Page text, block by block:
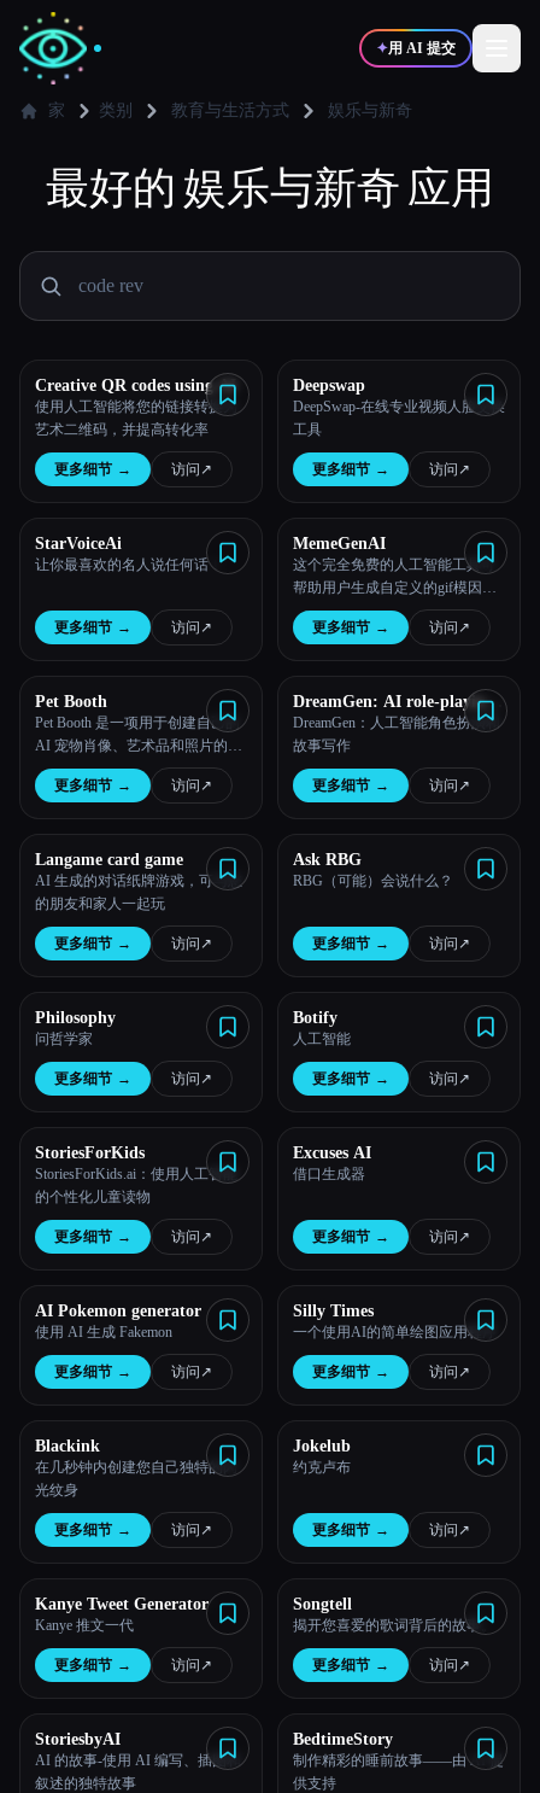
✦用 AI 提交
✍️写作者 🎨设计师
💻 📈
博客
关于
Esc
家 类别 教育与生活方式 娱乐与新奇
最好的 娱乐与新奇应用
Creative QR codes using AI
使用人工智能将您的链接转换为
艺术二维码，并提高转化率
更多细节 → 访问 ↗︎
Deepswap
DeepSwap-在线专业视频人脸交换
工具
更多细节 → 访问 ↗︎
StarVoiceAi
让你最喜欢的名人说任何话！
更多细节 → 访问 ↗︎
MemeGenAI
这个完全免费的人工智能工具可
帮助用户生成自定义的gif模因。
他们可以与朋友和家人分享他们
的作品，接收者可以与这个模因
更多细节 → 访问 ↗︎
Pet Booth
Pet Booth 是一项用于创建自己的
AI 宠物肖像、艺术品和照片的服
务。只需上传 10-20 张您的猫或
狗的照片，然后从 80 多个主题中
更多细节 → 访问 ↗︎
DreamGen: AI role-playing
and strory-writing
DreamGen：人工智能角色扮演和
故事写作
更多细节 → 访问 ↗︎
Langame card game
AI 生成的对话纸牌游戏，可与您
的朋友和家人一起玩
更多细节 → 访问 ↗︎
Ask RBG
RBG（可能）会说什么？
更多细节 → 访问 ↗︎
Philosophy
问哲学家
更多细节 → 访问 ↗︎
Botify
人工智能
更多细节 → 访问 ↗︎
StoriesForKids
StoriesForKids.ai：使用人工智能
的个性化儿童读物
更多细节 → 访问 ↗︎
Excuses AI
借口生成器
更多细节 → 访问 ↗︎
AI Pokemon generator
使用 AI 生成 Fakemon
更多细节 → 访问 ↗︎
Silly Times
一个使用AI的简单绘图应用程序
更多细节 → 访问 ↗︎
Blackink
在几秒钟内创建您自己独特的闪
光纹身
更多细节 → 访问 ↗︎
Jokelub
约克卢布
更多细节 → 访问 ↗︎
Kanye Tweet Generator
Kanye 推文一代
更多细节 → 访问 ↗︎
Songtell
揭开您喜爱的歌词背后的故事。
更多细节 → 访问 ↗︎
StoriesbyAI
AI 的故事-使用 AI 编写、插图和
叙述的独特故事
BedtimeStory
制作精彩的睡前故事——由 AI 提
供支持